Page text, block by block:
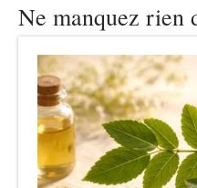
Ne manquez rien